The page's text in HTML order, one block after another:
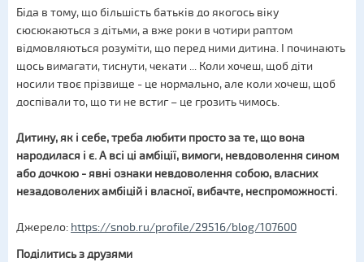
Біда в тому, що більшість батьків до якогось віку
сюсюкаються з дітьми, а вже роки в чотири раптом
відмовляються розуміти, що перед ними дитина. І починають
щось вимагати, тиснути, чекати ... Коли хочеш, щоб діти
носили твоє прізвище - це нормально, але коли хочеш, щоб
доспівали то, що ти не встиг – це грозить чимось.
Дитину, як і себе, треба любити просто за те, що вона
народилася і є. А всі ці амбіції, вимоги, невдоволення сином
або дочкою - явні ознаки невдоволення собою, власних
незадоволених амбіцій і власної, вибачте, неспроможності.
Джерело: https://snob.ru/profile/29516/blog/107600
Поділитись з друзями